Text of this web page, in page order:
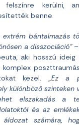
felszínre kerülni,
benne.
extrém bántalmazás
a disszociáció”–
aki hosszú
kezel. „Ez a
különböző szinteken
elszakadás a
és az
számára,